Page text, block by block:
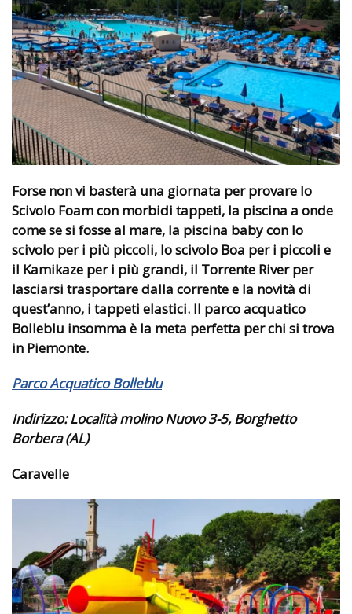
Forse non vi basterà una giornata per provare lo
Scivolo Foam con morbidi tappeti, la piscina a onde
come se si fosse al mare, la piscina baby con lo
scivolo per i più piccoli, lo scivolo Boa per i piccoli e
il Kamikaze per i più grandi, il Torrente River per
lasciarsi trasportare dalla corrente e la novità di
quest’anno, i tappeti elastici. Il parco acquatico
Bolleblu insomma è la meta perfetta per chi si trova
in Piemonte.
Parco Acquatico Bolleblu
Indirizzo:Località molino Nuovo 3-5, Borghetto
Borbera (AL)
Caravelle